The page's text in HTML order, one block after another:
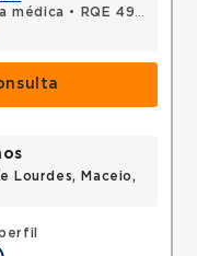
médica •
RQE 4985 - Pneumologia
Lourdes, Maceio,